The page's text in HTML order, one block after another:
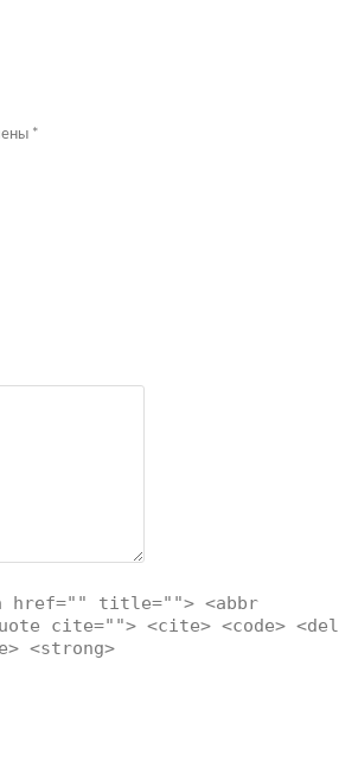
*
href="" title=""> <abbr
cite=""> <cite> <code> <del
<strong>